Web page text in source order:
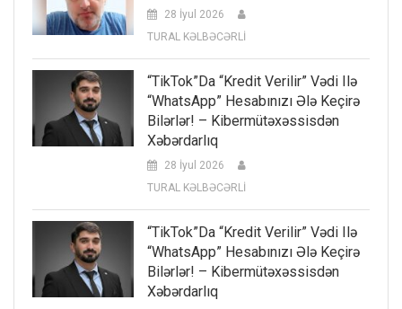
28 İyul 2026
TURAL KƏLBƏCƏRLİ
“TikTok”da “kredit Verilir” Vədi Ilə
“WhatsApp” Hesabınızı Ələ Keçirə
Bilərlər! – Kibermütəxəssisdən
Xəbərdarlıq
28 İyul 2026
TURAL KƏLBƏCƏRLİ
“TikTok”da “kredit Verilir” Vədi Ilə
“WhatsApp” Hesabınızı Ələ Keçirə
Bilərlər! – Kibermütəxəssisdən
Xəbərdarlıq